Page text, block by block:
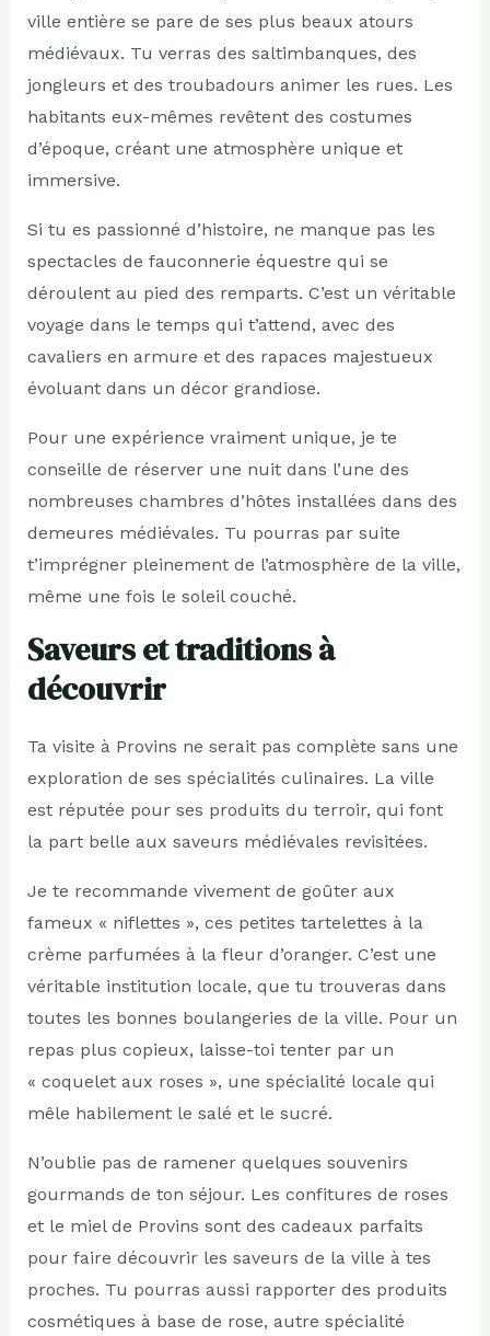
ville entière se pare de ses plus beaux atours
médiévaux. Tu verras des saltimbanques, des
jongleurs et des troubadours animer les rues. Les
habitants eux-mêmes revêtent des costumes
d’époque, créant une atmosphère unique et
immersive.
Si tu es passionné d’histoire, ne manque pas les
spectacles de fauconnerie équestre qui se
déroulent au pied des remparts. C’est un véritable
voyage dans le temps qui t’attend, avec des
cavaliers en armure et des rapaces majestueux
évoluant dans un décor grandiose.
Pour une expérience vraiment unique, je te
conseille de réserver une nuit dans l’une des
nombreuses chambres d’hôtes installées dans des
demeures médiévales. Tu pourras par suite
t’imprégner pleinement de l’atmosphère de la ville,
même une fois le soleil couché.
Saveurs et traditions à
découvrir
Ta visite à Provins ne serait pas complète sans une
exploration de ses spécialités culinaires. La ville
est réputée pour ses produits du terroir, qui font
la part belle aux saveurs médiévales revisitées.
Je te recommande vivement de goûter aux
fameux « niflettes », ces petites tartelettes à la
crème parfumées à la fleur d’oranger. C’est une
véritable institution locale, que tu trouveras dans
toutes les bonnes boulangeries de la ville. Pour un
repas plus copieux, laisse-toi tenter par un
« coquelet aux roses », une spécialité locale qui
mêle habilement le salé et le sucré.
N’oublie pas de ramener quelques souvenirs
gourmands de ton séjour. Les confitures de roses
et le miel de Provins sont des cadeaux parfaits
pour faire découvrir les saveurs de la ville à tes
proches. Tu pourras aussi rapporter des produits
cosmétiques à base de rose, autre spécialité